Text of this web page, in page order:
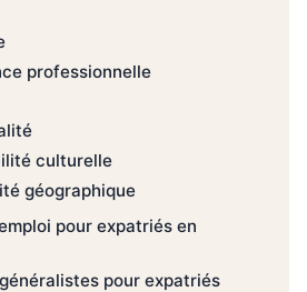
professionnelle
culturelle
géographique
pour expatriés en
pour expatriés